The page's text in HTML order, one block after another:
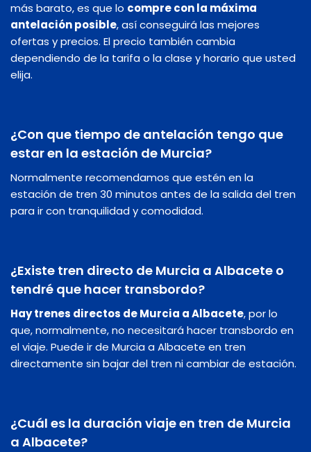
más barato, es que lo compre con la máxima
antelación posible, así conseguirá las mejores
ofertas y precios. El precio también cambia
dependiendo de la tarifa o la clase y horario que usted
elija.
¿Con que tiempo de antelación tengo que
estar en la estación de Murcia?
Normalmente recomendamos que estén en la
estación de tren 30 minutos antes de la salida del tren
para ir con tranquilidad y comodidad.
¿Existe tren directo de Murcia a Albacete o
tendré que hacer transbordo?
Hay trenes directos de Murcia a Albacete, por lo
que, normalmente, no necesitará hacer transbordo en
el viaje. Puede ir de Murcia a Albacete en tren
directamente sin bajar del tren ni cambiar de estación.
¿Cuál es la duración viaje en tren de Murcia
a Albacete?